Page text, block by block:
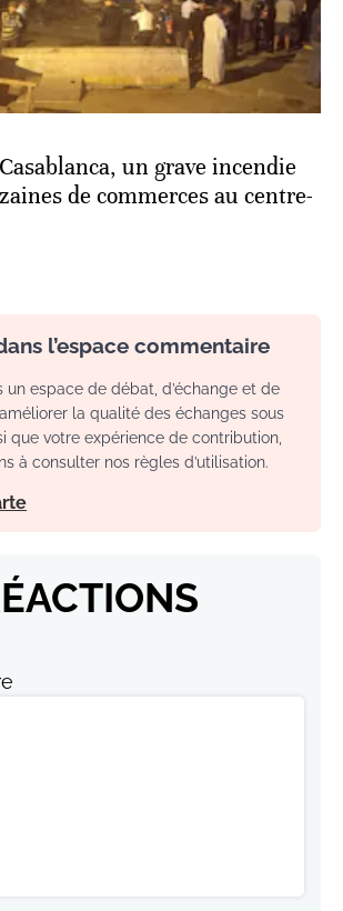
un grave incendie
de commerces au centre-
l’espace commentaire
un espace de débat, d’échange et de
la qualité des échanges sous
que votre expérience de contribution,
à consulter nos règles d’utilisation.